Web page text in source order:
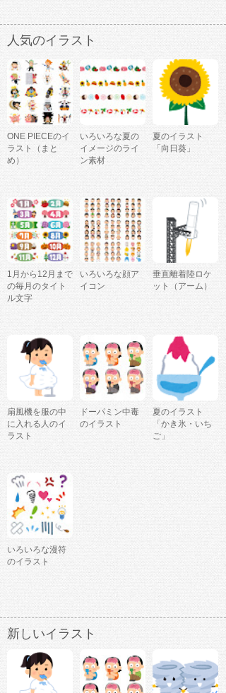
人気のイラスト
ONE PIECEのイ
ラスト（まと
め）
いろいろな夏の
イメージのライ
ン素材
夏のイラスト
「向日葵」
1月から12月まで
の毎月のタイト
ル文字
いろいろな顔ア
イコン
垂直離着陸ロケ
ット（アーム）
扇風機を服の中
に入れる人のイ
ラスト
ドーパミン中毒
のイラスト
夏のイラスト
「かき氷・いち
ご」
いろいろな漫符
のイラスト
新しいイラスト